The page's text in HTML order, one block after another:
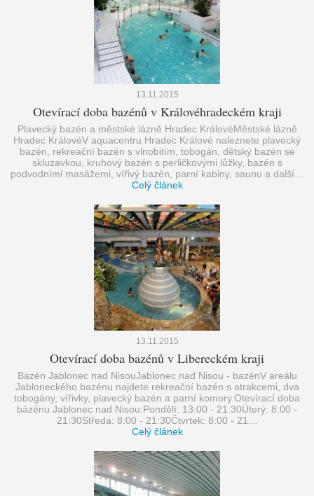
13.11.2015
Otevírací doba bazénů v Královéhradeckém kraji
Plavecký bazén a městské lázně Hradec KrálovéMěstské lázně
Hradec KrálovéV aquacentru Hradec Králové naleznete plavecký
bazén, rekreační bazén s vlnobitím, tobogán, dětský bazén se
skluzavkou, kruhový bazén s perličkovými lůžky, bazén s
podvodními masážemi, vířivý bazén, parní kabiny, saunu a další…
Celý článek
13.11.2015
Otevírací doba bazénů v Libereckém kraji
Bazén Jablonec nad NisouJablonec nad Nisou - bazénV areálu
Jabloneckého bazénu najdete rekreační bazén s atrakcemi, dva
tobogány, vířivky, plavecký bazén a parní komory.Otevírací doba
bázénu Jablonec nad Nisou:Pondělí: 13:00 - 21:30Úterý: 8:00 -
21:30Středa: 8:00 - 21:30Čtvrtek: 8:00 - 21…
Celý článek